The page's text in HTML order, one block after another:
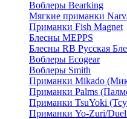
Воблеры Bearking
Мягкие приманки
Приманки Fish Magnet
Блесны MEPPS
Блесны RB Русская
Воблеры Ecogear
Воблеры Smith
Приманки Mikado
Приманки Palms
Приманки TsuYoki
Приманки Yo-Zuri/